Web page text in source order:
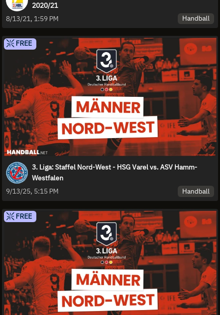
2020/21
8/13/21, 1:59 PM
Handball
FREE
3. Liga: Staffel Nord-West - HSG Varel vs. ASV Hamm-
Westfalen
9/13/25, 5:15 PM
Handball
FREE